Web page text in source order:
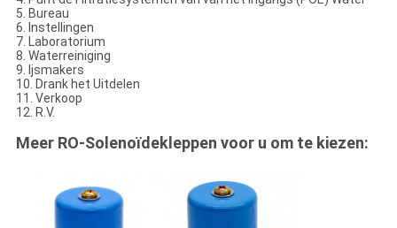
5. Bureau
6. Instellingen
7. Laboratorium
8. Waterreiniging
9. Ijsmakers
10. Drank het Uitdelen
11. Verkoop
12. R.V.
Meer RO-Solenoïdekleppen voor u om te kiezen: